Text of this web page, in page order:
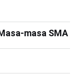
masa SMA